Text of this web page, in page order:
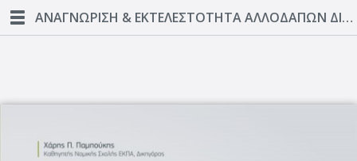
ΑΝΑΓΝΩΡΙΣΗ & ΕΚΤΕΛΕΣΤΟΤΗΤΑ ΑΛΛΟΔΑΠΩΝ ΔΙΑΙΤΗΤΙΚΩΝ ΑΠΟΦΑΣΕΩΝ